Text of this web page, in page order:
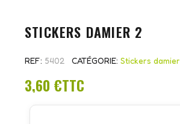
STICKERS DAMIER 2
REF 5402 CATÉGORIE Stickers damier
3,60 €TTC